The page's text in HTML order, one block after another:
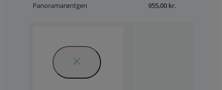
Panoramarøntgen 955,00 kr.